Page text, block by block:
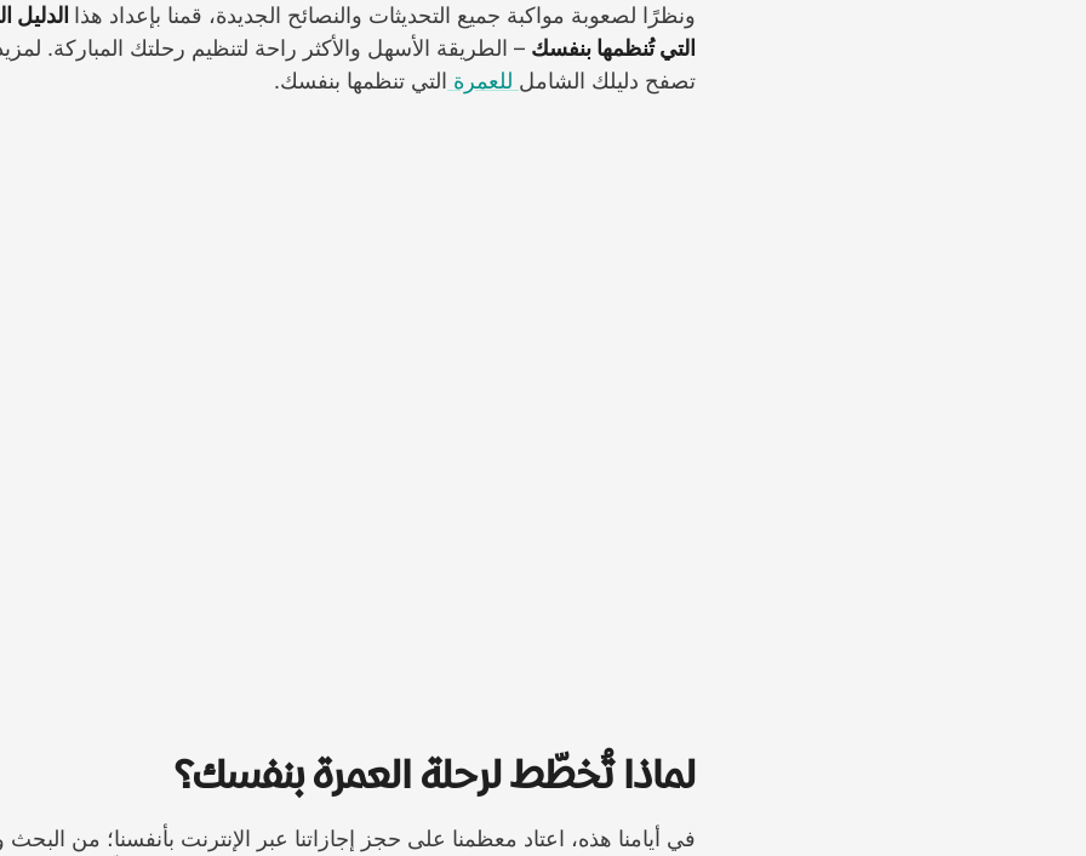
ونظرًا لصعوبة مواكبة جميع التحديثات والنصائح الجديدة، قمنا بإعداد هذا الدليل
التي تُنظمها بنفسك – الطريقة الأسهل والأكثر راحة لتنظيم رحلتك المباركة.
تصفح دليلك الشامل للعمرة التي تنظمها بنفسك.
لماذا تُخطّط لرحلة العمرة بنفسك؟
في أيامنا هذه، اعتاد معظمنا على حجز إجازاتنا عبر الإنترنت بأنفسنا؛ من